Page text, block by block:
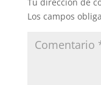
Los campos